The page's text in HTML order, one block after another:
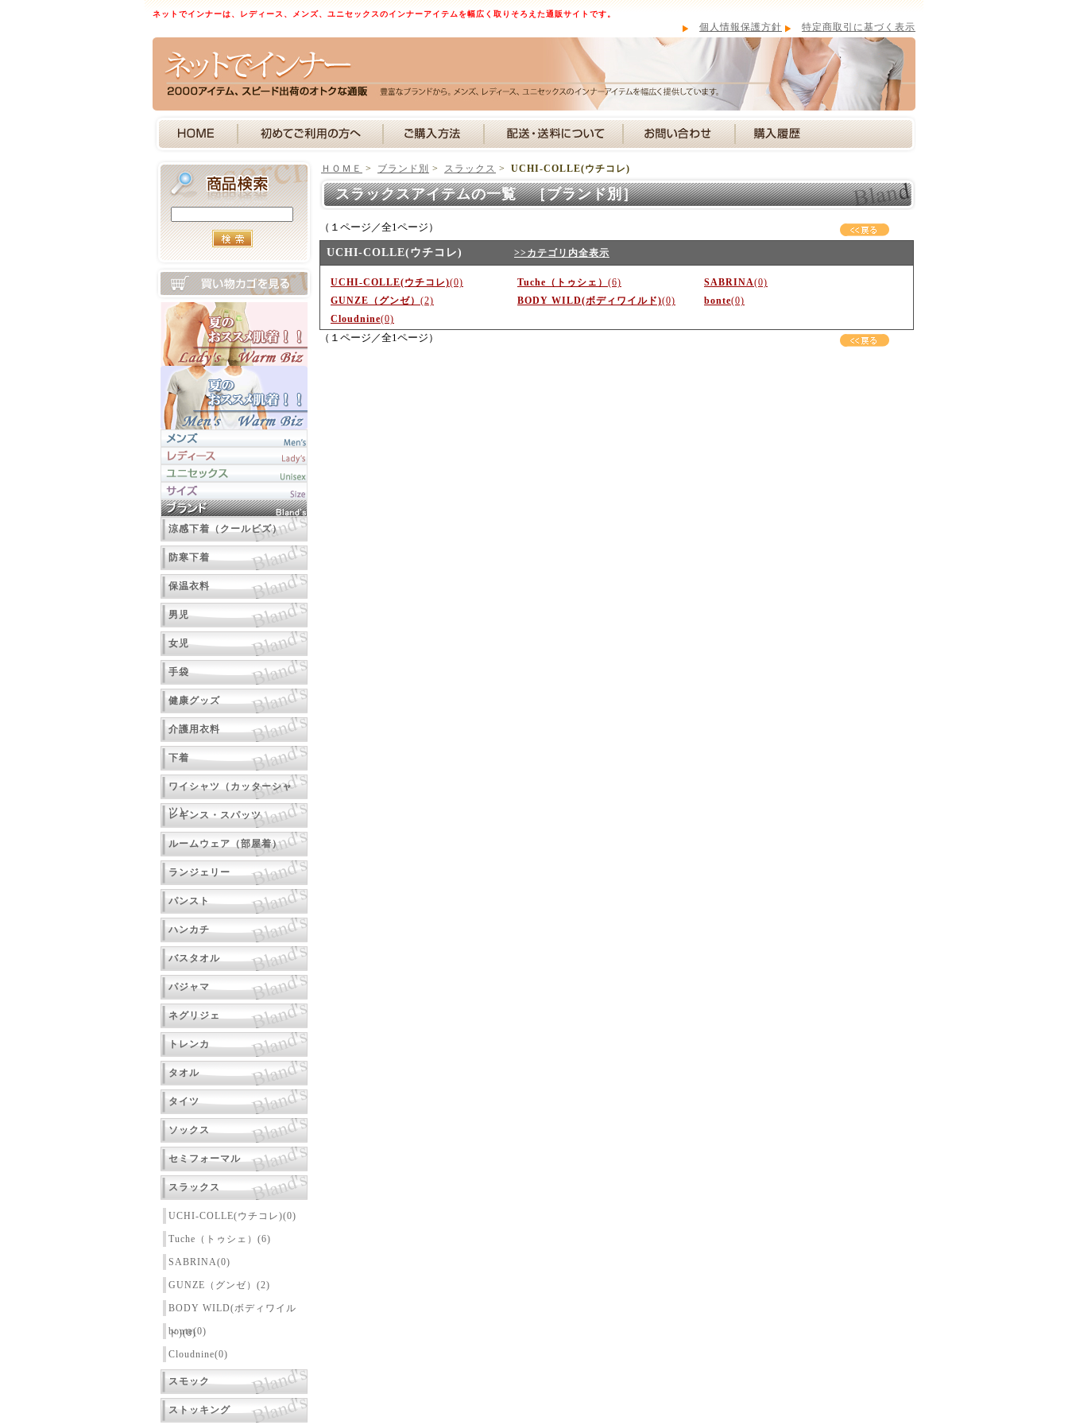
ネットでインナーは、レディース、メンズ、ユニセックスのインナーアイテムを幅広く取りそろえた通販サイトです。
特定商取引に基づく表示
個人情報保護方針
涼感下着（クールビズ）
防寒下着
保温衣料
男児
女児
手袋
健康グッズ
介護用衣料
下着
ワイシャツ（カッターシャ
ツ）
レギンス・スパッツ
ルームウェア（部屋着）
ランジェリー
パンスト
ハンカチ
バスタオル
パジャマ
ネグリジェ
トレンカ
タオル
タイツ
ソックス
セミフォーマル
スラックス
UCHI-COLLE(ウチコレ)(0)
Tuche（トゥシェ）(6)
SABRINA(0)
GUNZE（グンゼ）(2)
BODY WILD(ボディワイル
ド)(0)
bonte(0)
Cloudnine(0)
スモック
ストッキング
ＨＯＭＥ > ブランド別 > スラックス > UCHI-COLLE(ウチコレ)
スラックスアイテムの一覧 ［ブランド別］
（１ページ／全1ページ）
UCHI-COLLE(ウチコレ) >>カテゴリ内全表示
UCHI-COLLE(ウチコレ)(0) Tuche（トゥシェ） (6) SABRINA(0)
GUNZE（グンゼ） (2) BODY WILD(ボディワイルド)(0) bonte(0)
Cloudnine(0)
（１ページ／全1ページ）